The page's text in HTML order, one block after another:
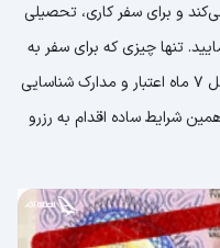
و برای سفر کاری، تحصیلی
تنها چیزی که برای سفر به
تفلیس نیاز دارید داشتن پاسپورت با حداقل 7 ماه اعتبار و مدارک شناسایی
شرایط ساده اقدام به رزرو